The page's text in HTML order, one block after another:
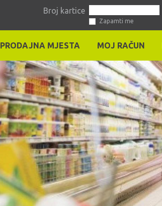
Broj kartice
Zapamti me
PRODAJNA MJESTA MOJ RAČUN